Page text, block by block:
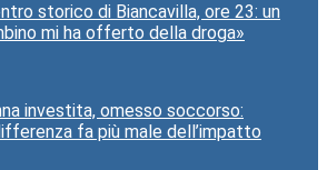
storico di Biancavilla, ore 23: un
mi ha offerto della droga»
investita, omesso soccorso:
fa più male dell’impatto